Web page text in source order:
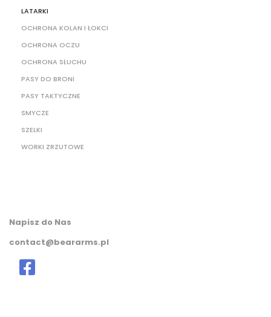
LATARKI
OCHRONA KOLAN I ŁOKCI
OCHRONA OCZU
OCHRONA SŁUCHU
PASY DO BRONI
PASY TAKTYCZNE
SMYCZE
SZELKI
WORKI ZRZUTOWE
Napisz do Nas
contact@beararms.pl